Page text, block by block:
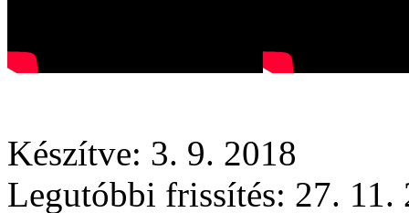
Készítve: 3. 9. 2018
Legutóbbi frissítés: 27. 11.